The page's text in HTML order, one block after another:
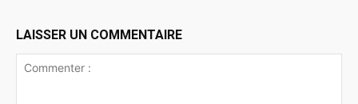
LAISSER UN COMMENTAIRE